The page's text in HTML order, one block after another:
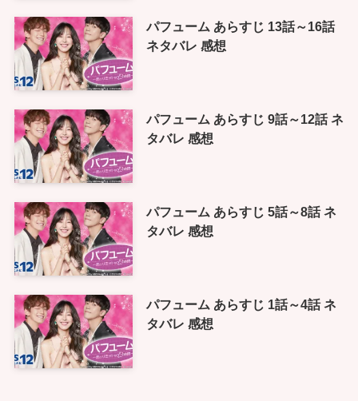
パフューム あらすじ 13話～16話
ネタバレ 感想
パフューム あらすじ 9話～12話 ネ
タバレ 感想
パフューム あらすじ 5話～8話 ネ
タバレ 感想
パフューム あらすじ 1話～4話 ネ
タバレ 感想